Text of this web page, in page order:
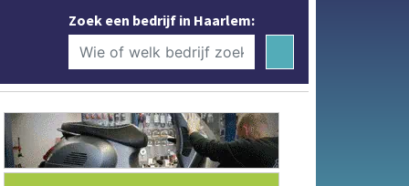
Zoek een bedrijf in Haarlem: